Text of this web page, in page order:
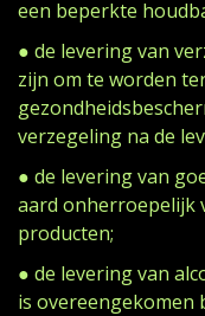
een beperkte
● de levering van
zijn om te worden
verzegeling na de
● de levering van
aard onherroepelijk
producten;
● de levering van
is overeengekomen